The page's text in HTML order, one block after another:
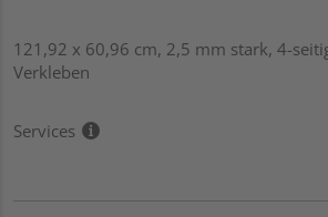
121,92 x 60,96 cm, 2,5 mm stark, 4-
Verkleben
Services